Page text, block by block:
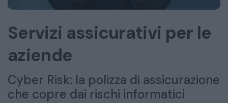
Servizi assicurativi per le
aziende
Cyber Risk: la polizza di assicurazione
che copre dai rischi informatici